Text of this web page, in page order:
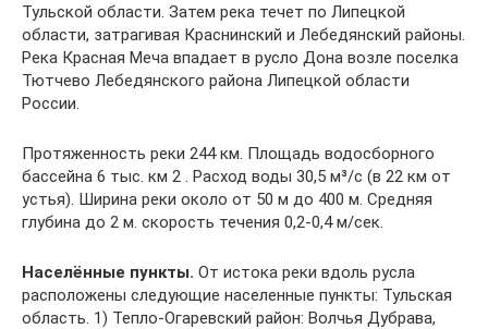
Тульской области. Затем река течет по Липецкой
области, затрагивая Краснинский и Лебедянский районы.
Река Красная Меча впадает в русло Дона возле поселка
Тютчево Лебедянского района Липецкой области
России.
Протяженность реки 244 км. Площадь водосборного
бассейна 6 тыс. км 2 . Расход воды 30,5 м³/с (в 22 км от
устья). Ширина реки около от 50 м до 400 м. Средняя
глубина до 2 м. скорость течения 0,2-0,4 м/сек.
Населённые пункты. От истока реки вдоль русла
расположены следующие населенные пункты: Тульская
область. 1) Тепло-Огаревский район: Волчья Дубрава,